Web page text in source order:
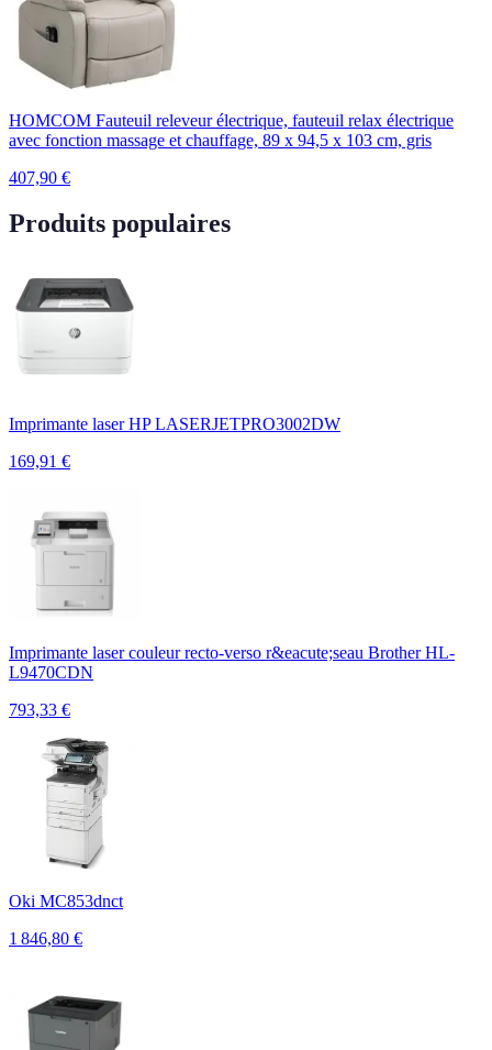
HOMCOM Fauteuil releveur électrique, fauteuil relax électrique
avec fonction massage et chauffage, 89 x 94,5 x 103 cm, gris
407,90 €
Produits populaires
Imprimante laser HP LASERJETPRO3002DW
169,91 €
Imprimante laser couleur recto-verso r&eacute;seau Brother HL-
L9470CDN
793,33 €
Oki MC853dnct
1 846,80 €